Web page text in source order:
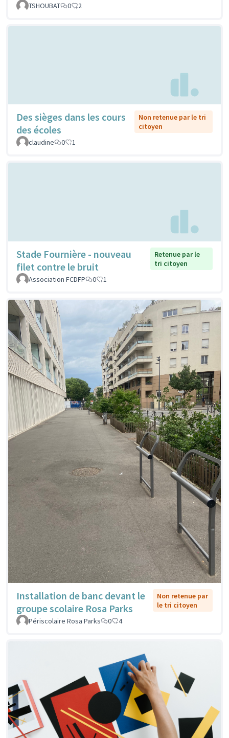
TSHOUBAT 0 2
Des sièges dans les cours
des écoles
Non retenue par le tri
citoyen
claudine
0 1
Stade Fournière - nouveau
filet contre le bruit
Retenue par le
tri citoyen
Association FCDFP
0 1
Installation de banc devant le
groupe scolaire Rosa Parks
Non retenue par
le tri citoyen
Périscolaire Rosa Parks
0 4